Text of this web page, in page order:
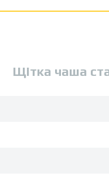
Щітка чаша